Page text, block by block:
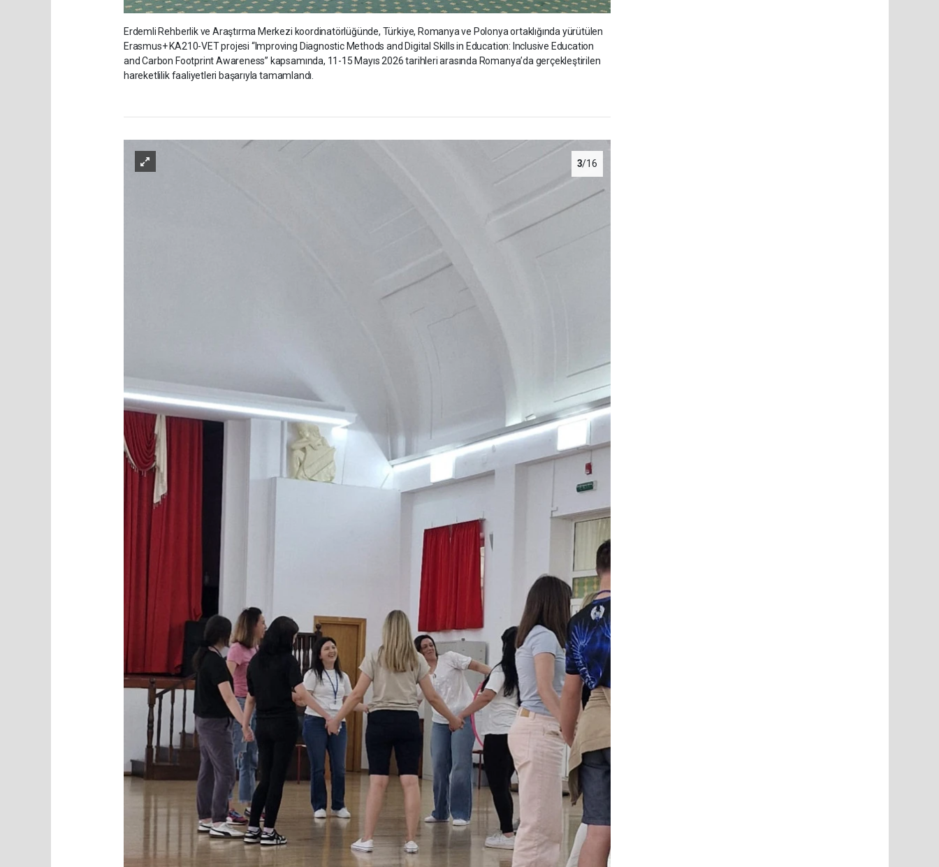
Erdemli Rehberlik ve Araştırma Merkezi koordinatörlüğünde, Türkiye, Romanya ve Polonya ortaklığında yürütülen
Erasmus+ KA210-VET projesi “Improving Diagnostic Methods and Digital Skills in Education: Inclusive Education
and Carbon Footprint Awareness” kapsamında, 11-15 Mayıs 2026 tarihleri arasında Romanya’da gerçekleştirilen
hareketlilik faaliyetleri başarıyla tamamlandı.
3/16